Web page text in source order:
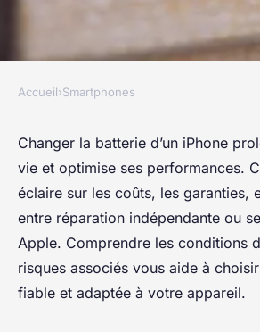
SMARTPHONES
Réparation batterie
guide complet,
garanties
Roxane •19 juillet 2025 •5 min de lecture
Accueil›Smartphones
Changer la batterie d’un iPhone
vie et optimise ses performances.
éclaire sur les coûts, les garanties,
entre réparation indépendante ou
Apple. Comprendre les conditions
risques associés vous aide à
fiable et adaptée à votre appareil.